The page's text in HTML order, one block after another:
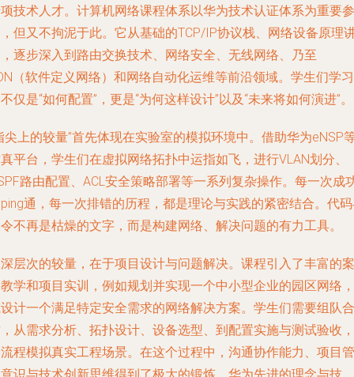
技术人才。计算机网络课程体系以华为技术认证体系为重要参
但又不拘泥于此。它从基础的TCP/IP协议栈、网络设备原理
逐步深入到路由交换技术、网络安全、无线网络、乃至
（软件定义网络）和网络自动化运维等前沿领域。学生们学习
仅是“如何配置”，更是“为何这样设计”以及“未来将如何演进”。
尖上的较量”首先体现在实验室的模拟环境中。借助华为eNSP
平台，学生们在虚拟网络拓扑中运指如飞，进行VLAN划分、
路由配置、ACL安全策略部署等一系列复杂操作。每一次成
通，每一次排错的历程，都是理论与实践的紧密结合。代
不再是枯燥的文字，而是构建网络、解决问题的有力工具。
层次的较量，在于项目设计与问题解决。课程引入了丰富的案
学和项目实训，例如规划并实现一个中小型企业的园区网络，
计一个满足特定安全需求的网络解决方案。学生们需要组队合
从需求分析、拓扑设计、设备选型、到配置实施与测试验收，
程模拟真实工程场景。在这个过程中，沟通协作能力、项目管